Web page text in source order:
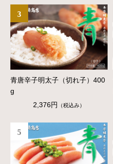
3
青唐辛子明太子（切れ子）400
g
2,376円
（税込み）
5